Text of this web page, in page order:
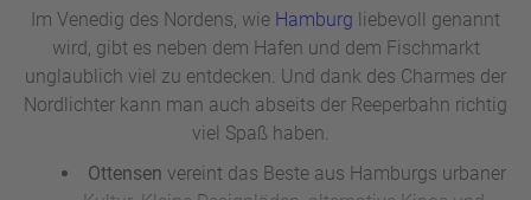
Kennedy sagte: „Ich bin ein Berliner!“
Im Venedig des Nordens, wie Hamburg liebevoll genannt
wird, gibt es neben dem Hafen und dem Fischmarkt
unglaublich viel zu entdecken. Und dank des Charmes der
Nordlichter kann man auch abseits der Reeperbahn richtig
viel Spaß haben.
Ottensen vereint das Beste aus Hamburgs urbaner